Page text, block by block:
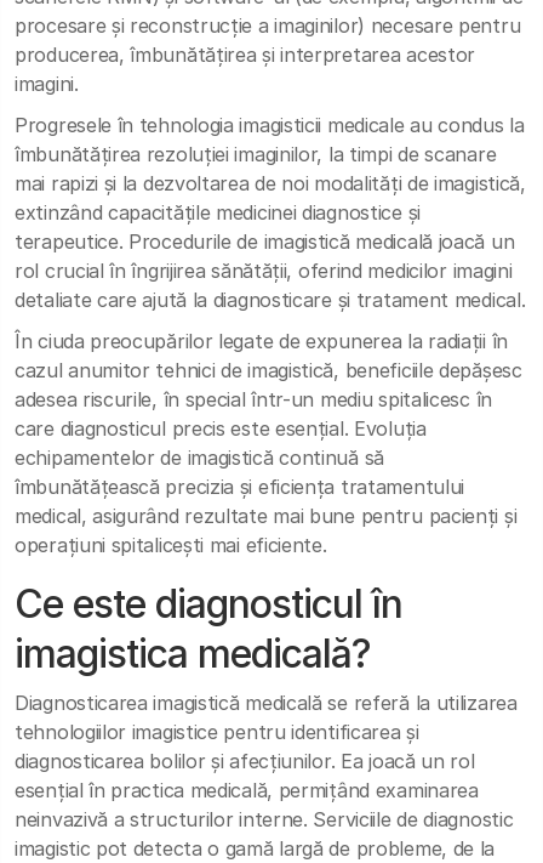
procesare și reconstrucție a imaginilor) necesare pentru
producerea, îmbunătățirea și interpretarea acestor
imagini.
Progresele în tehnologia imagisticii medicale au condus la
îmbunătățirea rezoluției imaginilor, la timpi de scanare
mai rapizi și la dezvoltarea de noi modalități de imagistică,
extinzând capacitățile medicinei diagnostice și
terapeutice. Procedurile de imagistică medicală joacă un
rol crucial în îngrijirea sănătății, oferind medicilor imagini
detaliate care ajută la diagnosticare și tratament medical.
În ciuda preocupărilor legate de expunerea la radiații în
cazul anumitor tehnici de imagistică, beneficiile depășesc
adesea riscurile, în special într-un mediu spitalicesc în
care diagnosticul precis este esențial. Evoluția
echipamentelor de imagistică continuă să
îmbunătățească precizia și eficiența tratamentului
medical, asigurând rezultate mai bune pentru pacienți și
operațiuni spitalicești mai eficiente.
Ce este diagnosticul în
imagistica medicală?
Diagnosticarea imagistică medicală se referă la utilizarea
tehnologiilor imagistice pentru identificarea și
diagnosticarea bolilor și afecțiunilor. Ea joacă un rol
esențial în practica medicală, permițând examinarea
neinvazivă a structurilor interne. Serviciile de diagnostic
imagistic pot detecta o gamă largă de probleme, de la